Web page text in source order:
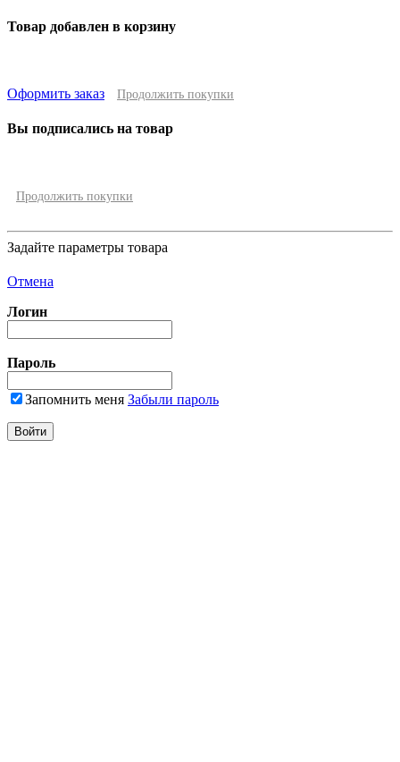
Товар добавлен в корзину
Оформить заказ Продолжить покупки
Вы подписались на товар
Продолжить покупки
Задайте параметры товара
Отмена
Логин
Пароль
Запомнить меня Забыли пароль